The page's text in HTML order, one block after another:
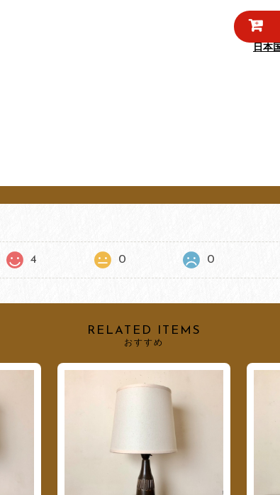
日本
4 0 0
RELATED ITEMS
おすすめ